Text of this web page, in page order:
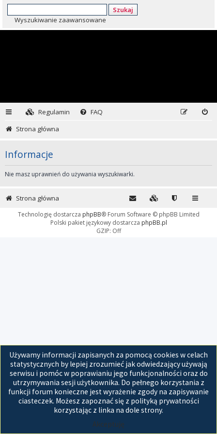
Szukaj
Wyszukiwanie zaawansowane
Regulamin
FAQ
Strona główna
Informacje
Nie masz uprawnień do używania wyszukiwarki.
Używamy informacji zapisanych za pomocą cookies w celach
statystycznych by lepiej zrozumieć jak odwiedzający używają
serwisu i pomóc w poprawianiu jego funkcjonalności oraz do
utrzymywania sesji użytkownika. Do pełnego korzystania z
funkcji forum konieczne jest wyrażenie zgody na zapisywanie
ciasteczek. Możesz zapoznać się z polityką prywatności
korzystając z linka na dole strony.
Akceptuję
Strona główna
Technologię dostarcza phpBB® Forum Software © phpBB Limited
Polski pakiet językowy dostarcza phpBB.pl
GZIP: Off